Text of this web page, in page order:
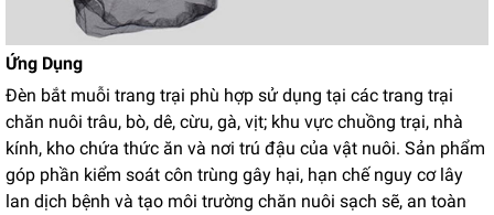
Ứng Dụng
Đèn bắt muỗi trang trại phù hợp sử dụng tại các trang trại
chăn nuôi trâu, bò, dê, cừu, gà, vịt; khu vực chuồng trại, nhà
kính, kho chứa thức ăn và nơi trú đậu của vật nuôi. Sản phẩm
góp phần kiểm soát côn trùng gây hại, hạn chế nguy cơ lây
lan dịch bệnh và tạo môi trường chăn nuôi sạch sẽ, an toàn